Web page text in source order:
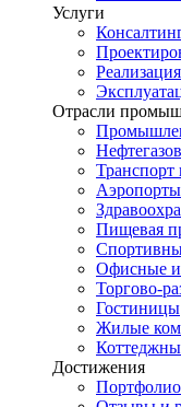
Услуги
Реализация
Отрасли
Транспорт
Аэропорты
Пищевая
Офисные и
Торгово-
Гостиницы
Жилые
Достижения